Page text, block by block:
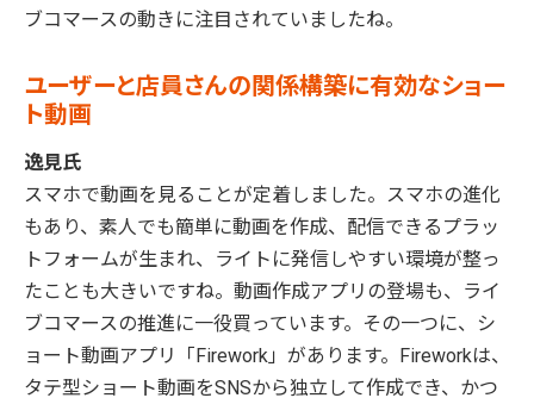
ブコマースの動きに注目されていましたね。
ユーザーと店員さんの関係構築に有効なショー
ト動画
逸見氏
スマホで動画を見ることが定着しました。スマホの進化
もあり、素人でも簡単に動画を作成、配信できるプラッ
トフォームが生まれ、ライトに発信しやすい環境が整っ
たことも大きいですね。動画作成アプリの登場も、ライ
ブコマースの推進に一役買っています。その一つに、シ
ョート動画アプリ「Firework」があります。Fireworkは、
タテ型ショート動画をSNSから独立して作成でき、かつ